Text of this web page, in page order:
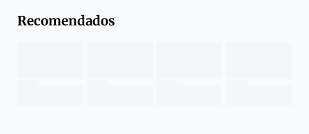
Recomendados